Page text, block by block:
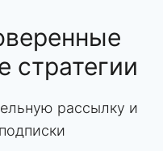
стратегии
рассылку и